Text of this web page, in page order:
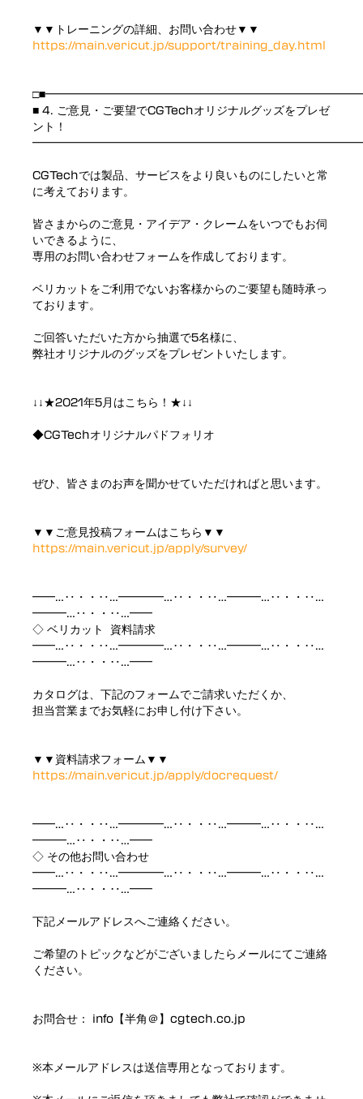
▼▼トレーニングの詳細、お問い合わせ▼▼
https://main.vericut.jp/support/training_day.html
■ 4. ご意見・ご要望でCGTechオリジナルグッズをプレゼ
ント！
CGTechでは製品、サービスをより良いものにしたいと常
に考えております。
皆さまからのご意見・アイデア・クレームをいつでもお伺
いできるように、
専用のお問い合わせフォームを作成しております。
ベリカットをご利用でないお客様からのご要望も随時承っ
ております。
ご回答いただいた方から抽選で5名様に、
弊社オリジナルのグッズをプレゼントいたします。
↓↓★2021年5月はこちら！★↓↓
◆CGTechオリジナルパドフォリオ
ぜひ、皆さまのお声を聞かせていただければと思います。
▼▼ご意見投稿フォームはこちら▼▼
https://main.vericut.jp/apply/survey/
━━…‥・・‥…━━━━…‥・・‥…━━━…‥・・‥…
━━━…‥・・‥…━━
◇ ベリカット 資料請求
━━…‥・・‥…━━━━…‥・・‥…━━━…‥・・‥…
━━━…‥・・‥…━━
カタログは、下記のフォームでご請求いただくか、
担当営業までお気軽にお申し付け下さい。
▼▼資料請求フォーム▼▼
https://main.vericut.jp/apply/docrequest/
━━…‥・・‥…━━━━…‥・・‥…━━━…‥・・‥…
━━━…‥・・‥…━━
◇ その他お問い合わせ
━━…‥・・‥…━━━━…‥・・‥…━━━…‥・・‥…
━━━…‥・・‥…━━
下記メールアドレスへご連絡ください。
ご希望のトピックなどがございましたらメールにてご連絡
ください。
お問合せ： info【半角＠】cgtech.co.jp
※本メールアドレスは送信専用となっております。